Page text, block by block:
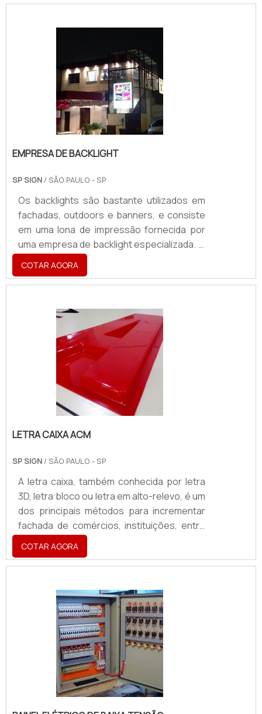
fachadas, painéis, vitrines, placas de
importantesSendo de extrema elegância, a
letra caixa é uma ferramenta de decoração,
muito comum na parte interior de bares e
restaurante, com estilos .
EMPRESA DE BACKLIGHT
SP SIGN / SÃO PAULO - SP
Os backlights são bastante utilizados em
fachadas, outdoors e banners, e consiste
em uma lona de impressão fornecida por
uma empresa de backlight especializada. O
produto possui como finalidade a
comunicação direta com o cliente, para que
ele seja atraído, venha conheça o
promoções.Empresas de backlightA lona
produzida por empresa de backlight
trabalha como um painel inserido com um
suporte que realizará a iluminação interna
da imagem desejada.Backlights são muito
COTAR AGORA
LETRA CAIXA ACM
SP SIGN / SÃO PAULO - SP
A letra caixa, também conhecida por letra
3D, letra bloco ou letra em alto-relevo, é um
dos principais métodos para incrementar
fachada de comércios, instituições, entre
outros ambientes. Há inúmeras
possibilidades para a aplicação do
produto.Conheça mais sobre esse
produto também pode ser fabricado em
outros materiais, como em chapa
galvanizada, aço polido, latão, aço
escovado, PVC expandido e acrílico.Se for
de interesse, é possível conversar com a
COTAR AGORA